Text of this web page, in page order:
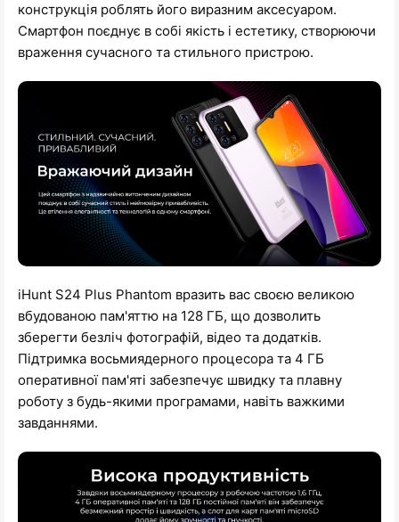
конструкція роблять його виразним аксесуаром.
Смартфон поєднує в собі якість і естетику, створюючи
враження сучасного та стильного пристрою.
iHunt S24 Plus Phantom вразить вас своєю великою
вбудованою пам'яттю на 128 ГБ, що дозволить
зберегти безліч фотографій, відео та додатків.
Підтримка восьмиядерного процесора та 4 ГБ
оперативної пам'яті забезпечує швидку та плавну
роботу з будь-якими програмами, навіть важкими
завданнями.